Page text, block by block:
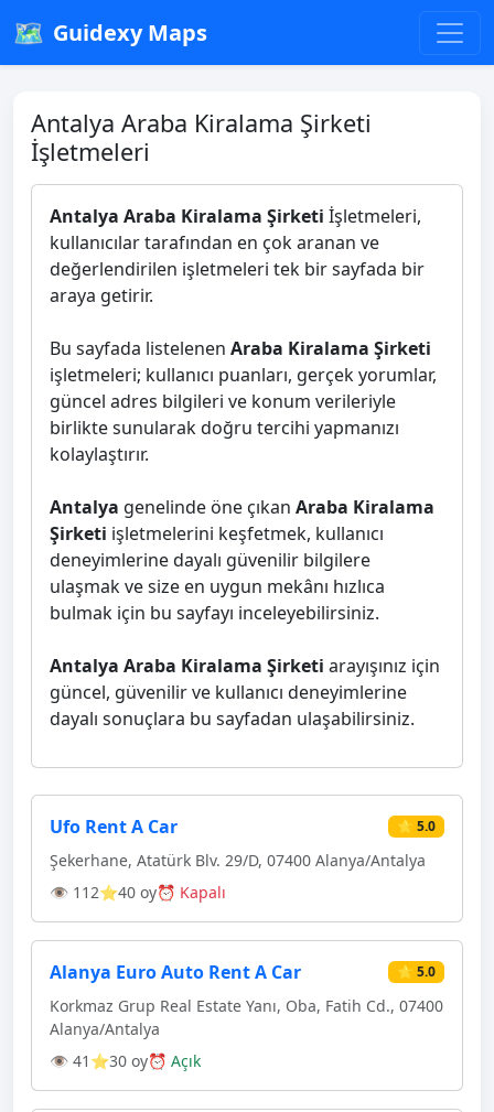
🗺️ Guidexy Maps
Antalya Araba Kiralama Şirketi
İşletmeleri
Antalya Araba Kiralama Şirketi İşletmeleri,
kullanıcılar tarafından en çok aranan ve
değerlendirilen işletmeleri tek bir sayfada bir
araya getirir.
Bu sayfada listelenen Araba Kiralama Şirketi
işletmeleri; kullanıcı puanları, gerçek yorumlar,
güncel adres bilgileri ve konum verileriyle
birlikte sunularak doğru tercihi yapmanızı
kolaylaştırır.
Antalya genelinde öne çıkan Araba Kiralama
Şirketi işletmelerini keşfetmek, kullanıcı
deneyimlerine dayalı güvenilir bilgilere
ulaşmak ve size en uygun mekânı hızlıca
bulmak için bu sayfayı inceleyebilirsiniz.
Antalya Araba Kiralama Şirketi arayışınız için
güncel, güvenilir ve kullanıcı deneyimlerine
dayalı sonuçlara bu sayfadan ulaşabilirsiniz.
Ufo Rent A Car ⭐ 5.0
Şekerhane, Atatürk Blv. 29/D, 07400 Alanya/Antalya
👁 112⭐40 oy⏰ Kapalı
Alanya Euro Auto Rent A Car ⭐ 5.0
Korkmaz Grup Real Estate Yanı, Oba, Fatih Cd., 07400
Alanya/Antalya
👁 41 ⭐30 oy⏰ Açık